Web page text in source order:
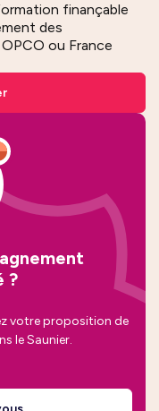
finançable
des
ou France
?
votre proposition de
le Saunier.